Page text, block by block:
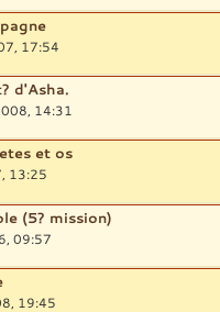
17:54
d'Asha.
14:31
et os
13:25
(5? mission)
09:57
19:45